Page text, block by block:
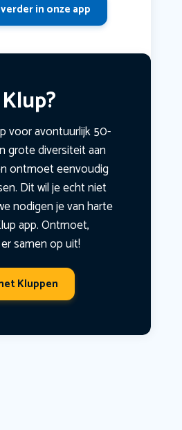
in onze app
voor avontuurlijk 50-
grote diversiteit aan
ontmoet eenvoudig
Dit wil je echt niet
nodigen je van harte
app. Ontmoet,
samen op uit!
Kluppen